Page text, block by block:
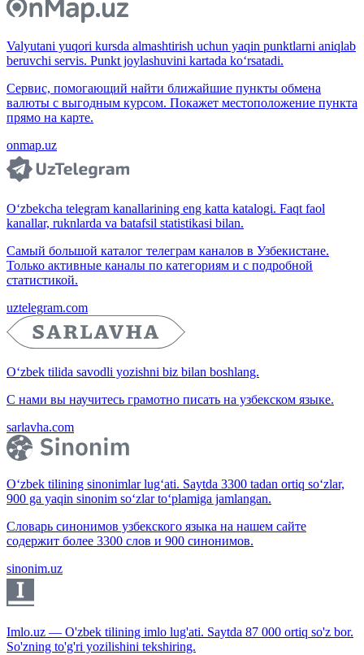
Valyutani yuqori kursda almashtirish uchun yaqin punktlarni aniqlab
beruvchi servis. Punkt joylashuvini kartada ko‘rsatadi.
Сервис, помогающий найти ближайшие пункты обмена
валюты с выгодным курсом. Покажет местоположение пункта
прямо на карте.
onmap.uz
O‘zbekcha telegram kanallarining eng katta katalogi. Faqt faol
kanallar, ruknlarda va batafsil statistikasi bilan.
Самый большой каталог телеграм каналов в Узбекистане.
Только активные каналы по категориям и с подробной
статистикой.
uztelegram.com
O‘zbek tilida savodli yozishni biz bilan boshlang.
С нами вы научитесь грамотно писать на узбекском языке.
sarlavha.com
O‘zbek tilining sinonimlar lug‘ati. Saytda 3300 tadan ortiq so‘zlar,
900 ga yaqin sinonim so‘zlar to‘plamiga jamlangan.
Словарь синонимов узбекского языка на нашем сайте
содержит более 3300 слов и 900 синонимов.
sinonim.uz
Imlo.uz — O'zbek tilining imlo lug'ati. Saytda 87 000 ortiq so'z bor.
So'zning to'g'ri yozilishini tekshiring.